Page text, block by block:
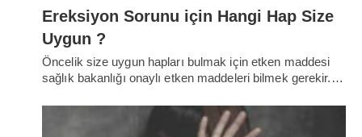
Ereksiyon Sorunu için Hangi Hap Size
Uygun ?
Öncelik size uygun hapları bulmak için etken maddesi
sağlık bakanlığı onaylı etken maddeleri bilmek gerekir.…